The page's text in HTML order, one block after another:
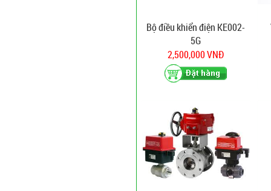
Bộ điều khiển điện KE002-
5G
2,500,000 VNĐ